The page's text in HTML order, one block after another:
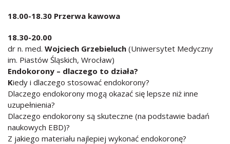
18.00-18.30 Przerwa kawowa
18.30-20.00
dr n. med. Wojciech Grzebieluch (Uniwersytet Medyczny
im. Piastów Śląskich, Wrocław)
Endokorony – dlaczego to działa?
Kiedy i dlaczego stosować endokorony?
Dlaczego endokorony mogą okazać się lepsze niż inne
uzupełnienia?
Dlaczego endokorony są skuteczne (na podstawie badań
naukowych EBD)?
Z jakiego materiału najlepiej wykonać endokoronę?